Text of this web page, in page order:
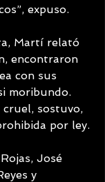
expuso.
Martí relató
encontraron
con sus
moribundo.
cruel, sostuvo,
por ley.
José
y